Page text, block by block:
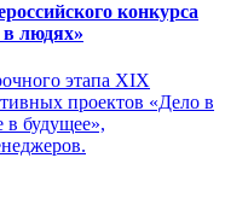
конкурса
людях»
этапа XIX
проектов «Дело в
будущее»,